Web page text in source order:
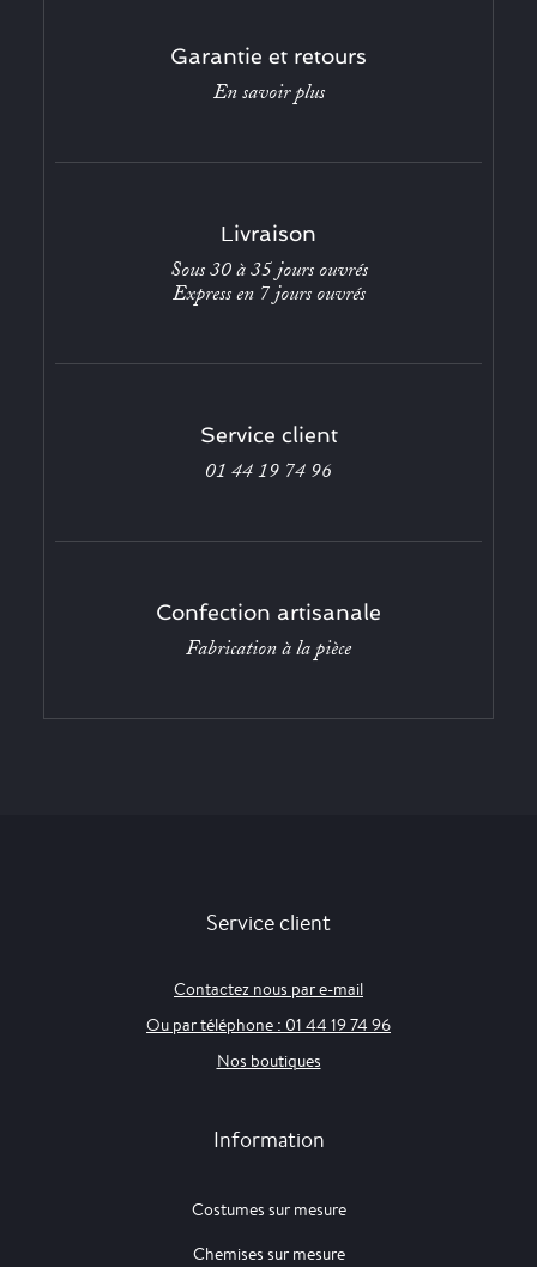
Garantie et retours
En savoir plus
Livraison
Sous 30 à 35 jours ouvrés
Express en 7 jours ouvrés
Service client
01 44 19 74 96
Confection artisanale
Fabrication à la pièce
Service client
Contactez nous par e-mail
Ou par téléphone : 01 44 19 74 96
Nos boutiques
Information
Costumes sur mesure
Chemises sur mesure